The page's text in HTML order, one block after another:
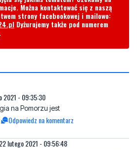
w naszym regionie? Chcecie
się jakimś tematem? Czekamy na
strony facebookowej i mailowo:
na Pomorzu jest